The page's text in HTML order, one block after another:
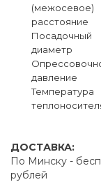
(межосевое)
расстояние
Посадочный
диаметр
давление
Температура
ДОСТАВКА:
По Минску -
рублей